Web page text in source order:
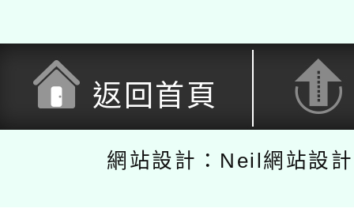
返回首頁
網站設計：Neil網站設